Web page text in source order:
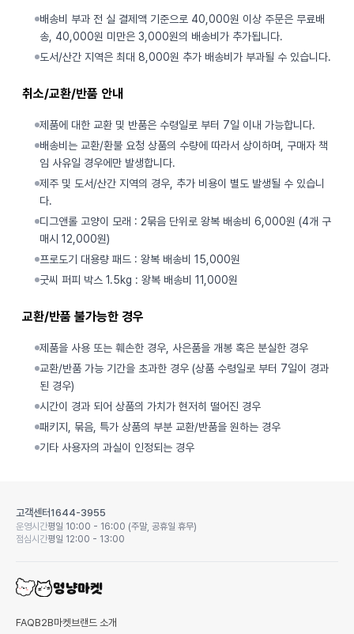
배송비 부과 전 실 결제액 기준으로 40,000원 이상 주문은 무료배
송, 40,000원 미만은 3,000원의 배송비가 추가됩니다.
도서/산간 지역은 최대 8,000원 추가 배송비가 부과될 수 있습니다.
취소/교환/반품 안내
제품에 대한 교환 및 반품은 수령일로 부터 7일 이내 가능합니다.
배송비는 교환/환불 요청 상품의 수량에 따라서 상이하며, 구매자 책
임 사유일 경우에만 발생합니다.
제주 및 도서/산간 지역의 경우, 추가 비용이 별도 발생될 수 있습니
다.
디그앤롤 고양이 모래 : 2묶음 단위로 왕복 배송비 6,000원 (4개 구
매시 12,000원)
프로도기 대용량 패드 : 왕복 배송비 15,000원
굿씨 퍼피 박스 1.5kg : 왕복 배송비 11,000원
교환/반품 불가능한 경우
제품을 사용 또는 훼손한 경우, 사은품을 개봉 혹은 분실한 경우
교환/반품 가능 기간을 초과한 경우 (상품 수령일로 부터 7일이 경과
된 경우)
시간이 경과 되어 상품의 가치가 현저히 떨어진 경우
패키지, 묶음, 특가 상품의 부분 교환/반품을 원하는 경우
기타 사용자의 과실이 인정되는 경우
고객센터1644-3955
운영시간평일 10:00 - 16:00 (주말, 공휴일 휴무)
점심시간평일 12:00 - 13:00
FAQB2B마켓 브랜드 소개